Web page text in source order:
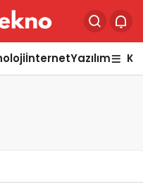
İnternetYazılım